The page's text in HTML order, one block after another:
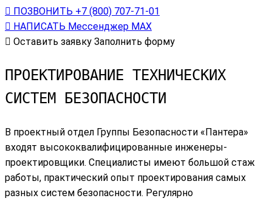
ПОЗВОНИТЬ +7 (800) 707-71-01
НАПИСАТЬ Мессенджер МАХ
Оставить заявку Заполнить форму
ПРОЕКТИРОВАНИЕ ТЕХНИЧЕСКИХ
СИСТЕМ БЕЗОПАСНОСТИ
В проектный отдел Группы Безопасности «Пантера»
входят высококвалифицированные инженеры-
проектировщики. Специалисты имеют большой стаж
работы, практический опыт проектирования самых
разных систем безопасности. Регулярно